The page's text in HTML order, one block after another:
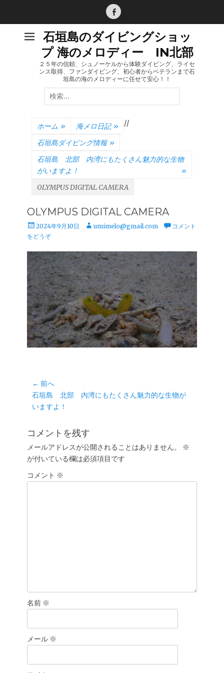
Facebook
石垣島のダイビングショッ
プ 海のメロディー IN北部
２５年の信頼、シュノーケルから体験ダイビング、ライセ
ンス取得、ファンダイビング、初心者からベテランまで石
垣島の海のメロディーに任せて安心！！
検
索:
ホーム » 海メロ日記 » /
石垣島ダイビング情報 »
/
石垣島 北部 内湾にもたくさん魅力的な生物
がいますよ！
»
OLYMPUS DIGITAL CAMERA
OLYMPUS DIGITAL CAMERA
投
稿
2024年9月10日
投 umimelo@gmail.com
コメント
をどうぞ
投
稿
ナ
ゲ
ー
シ
ョ
← 前へ
前
の
稿:
石垣島 北部 内湾にもたくさん魅力的な生物が
いますよ！
コメントを残す
メールアドレスが公開されることはありません。
※
が付いている欄は必須項目です
コメント ※
名前 ※
メール ※